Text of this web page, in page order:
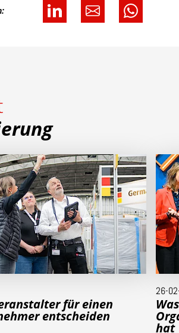
für einen
entscheiden
26-
hat